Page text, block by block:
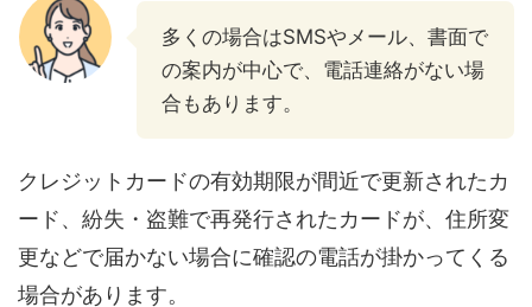
多くの場合はSMSやメール、書面で
の案内が中心で、電話連絡がない場
合もあります。
クレジットカードの有効期限が間近で更新されたカ
ード、紛失・盗難で再発行されたカードが、住所変
更などで届かない場合に確認の電話が掛かってくる
場合があります。